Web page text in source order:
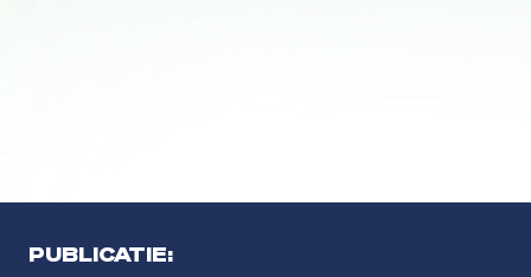
PUBLICATIE: